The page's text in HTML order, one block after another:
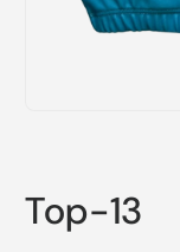
una
ventana
Top-13